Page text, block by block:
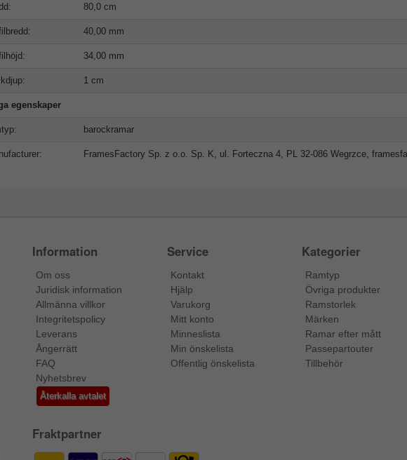
80,0 cm
40,00 mm
34,00 mm
1 cm
egenskaper
barockramar
FramesFactory Sp. z o.o. Sp. K, ul. Forteczna 4, PL 32-086 Wegrzce,
Information
Om oss
Juridisk information
Allmänna villkor
Integritetspolicy
Leverans
Ångerrätt
FAQ
Nyhetsbrev
Återkalla avtalet
Service
Kontakt
Hjälp
Varukorg
Mitt konto
Minneslista
Min önskelista
Offentlig önskelista
Kategorier
Ramtyp
Övriga produkter
Ramstorlek
Märken
Ramar efter mått
Passepartouter
Tillbehör
Fraktpartner